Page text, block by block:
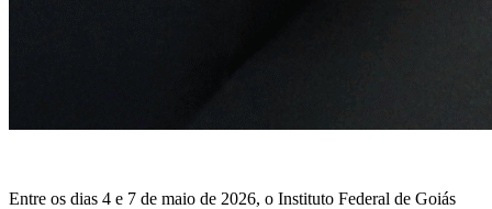
Entre os dias 4 e 7 de maio de 2026, o Instituto Federal de Goiás